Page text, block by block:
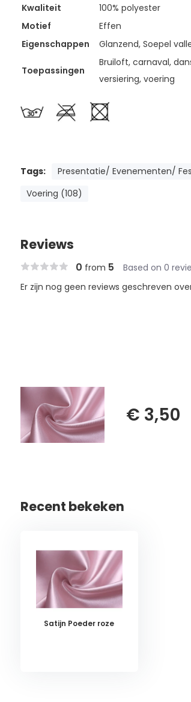
Kwaliteit
100% polyester
Motief
Effen
Eigenschappen
Glanzend, Soepel
Toepassingen
Bruiloft, carnaval,
versiering, voering
Tags: Presentatie/ Evenementen/
Voering (108)
Reviews
0 from 5 Based on 0
Er zijn nog geen reviews geschreven
€ 3,50
Recent bekeken
Satijn Poeder roze